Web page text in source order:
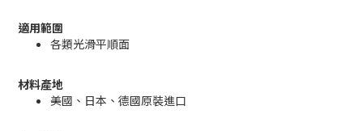
適用範圍
各類光滑平順面
材料產地
美國、日本、德國原裝進口